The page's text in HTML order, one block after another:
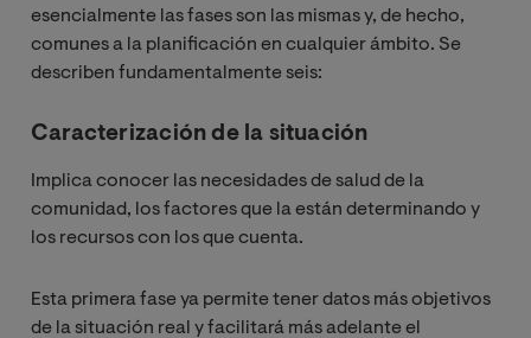
esencialmente las fases son las mismas y, de hecho,
comunes a la planificación en cualquier ámbito. Se
describen fundamentalmente seis:
Caracterización de la situación
Implica conocer las necesidades de salud de la
comunidad, los factores que la están determinando y
los recursos con los que cuenta.
Esta primera fase ya permite tener datos más objetivos
de la situación real y facilitará más adelante el